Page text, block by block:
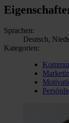
Sprachen:
Deutsch,
Kategorien: